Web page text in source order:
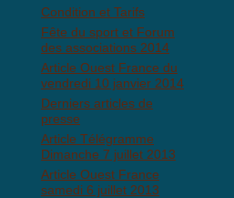
Condition et Tarifs
Fête du sport et Forum
des associations 2014
Article Ouest France du
vendredi 10 janvier 2014
Derniers articles de
presse
Article Télégramme
Dimanche 7 juillet 2013
Article Ouest France
samedi 6 juillet 2013